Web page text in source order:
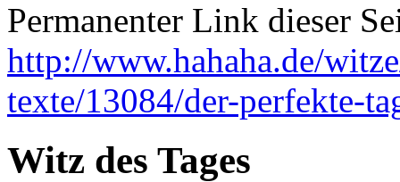
Permanenter Link dieser
http://www.hahaha.de/
texte/13084/der-perfekte-
Witz des Tages